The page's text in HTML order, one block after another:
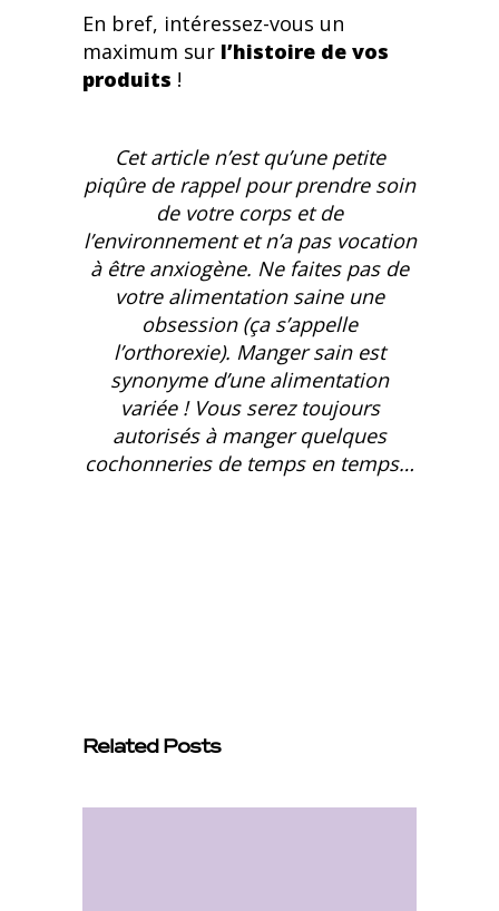
En bref, intéressez-vous un
maximum sur l’histoire de vos
produits !
Cet article n’est qu’une petite
piqûre de rappel pour prendre soin
de votre corps et de
l’environnement et n’a pas vocation
à être anxiogène. Ne faites pas de
votre alimentation saine une
obsession (ça s’appelle
l’orthorexie). Manger sain est
synonyme d’une alimentation
variée ! Vous serez toujours
autorisés à manger quelques
cochonneries de temps en temps…
Related Posts